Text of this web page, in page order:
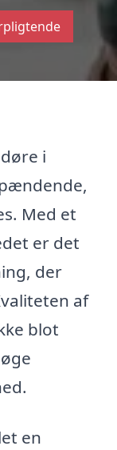
i
Med et
er det
der
af
blot
en